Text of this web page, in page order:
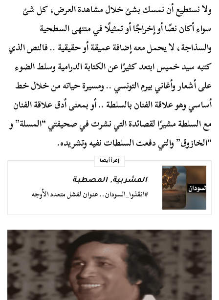
ولا نستطيع أن نمسك بشئ خلال مشاهدة العرض، كل شئ
سواء أكان نصًا أو إخراجًا أو تمثيلًا في منتهى السطحية
والسذاجة، لا يحمل معه إضافة عميقة أو حقيقية .. فالنص الذي
كتبه سيد خميس ابتعد كثيرًا عن الكتابة الدرامية وسلط الضوء
على أشعار وأغاني بيرم التونسي .. ومسيرة حياته من خلال خط
أساسي وهو علاقة الفنان بالسلطة .. أو بمعنى أدق علاقة الفنان
مع السلطة مشيرًا لقصائدة التي نشرت في صحيفتي “المسلة” و
“الخازوق” والتي دفعت السلطات نفيه وتشريده.
إقرأ أيضا
المشربية,المصطبة
#انقذوا_السودان.. عنوان لفشل متعدد الأوجه